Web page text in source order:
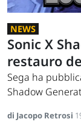
NEWS
Sonic X
restauro
Sega ha
Shadow
di Jacopo Retrosi